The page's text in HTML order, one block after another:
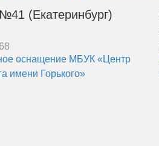
(Екатеринбург)